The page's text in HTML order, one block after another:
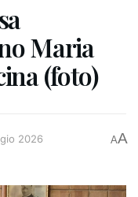
Maria
(foto)
2026 AA